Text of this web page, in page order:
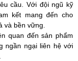
cầu. Với đội ngũ kỹ
kết mang đến cho
và bền vững.
quan đến sản phẩm
ngần ngại liên hệ với